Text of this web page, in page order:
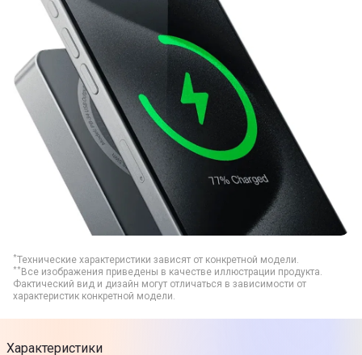
*Технические характеристики зависят от конкретной модели.
** Все изображения приведены в качестве иллюстрации продукта.
Фактический вид и дизайн могут отличаться в зависимости от
характеристик конкретной модели.
Характеристики